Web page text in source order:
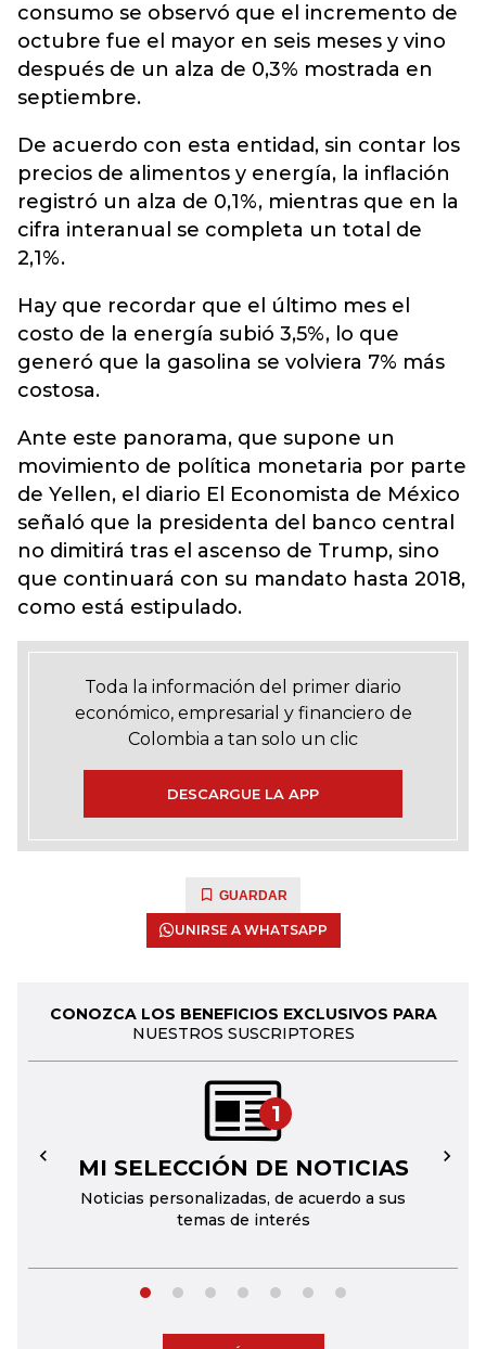
consumo se observó que el incremento de
octubre fue el mayor en seis meses y vino
después de un alza de 0,3% mostrada en
septiembre.
De acuerdo con esta entidad, sin contar los
precios de alimentos y energía, la inflación
registró un alza de 0,1%, mientras que en la
cifra interanual se completa un total de
2,1%.
Hay que recordar que el último mes el
costo de la energía subió 3,5%, lo que
generó que la gasolina se volviera 7% más
costosa.
Ante este panorama, que supone un
movimiento de política monetaria por parte
de Yellen, el diario El Economista de México
señaló que la presidenta del banco central
no dimitirá tras el ascenso de Trump, sino
que continuará con su mandato hasta 2018,
como está estipulado.
Toda la información del primer diario
económico, empresarial y financiero de
Colombia a tan solo un clic
DESCARGUE LA APP
GUARDAR
UNIRSE A WHATSAPP
CONOZCA LOS BENEFICIOS EXCLUSIVOS PARA
NUESTROS SUSCRIPTORES
1
MI SELECCIÓN DE NOTICIAS
Noticias personalizadas, de acuerdo a sus
temas de interés
← →